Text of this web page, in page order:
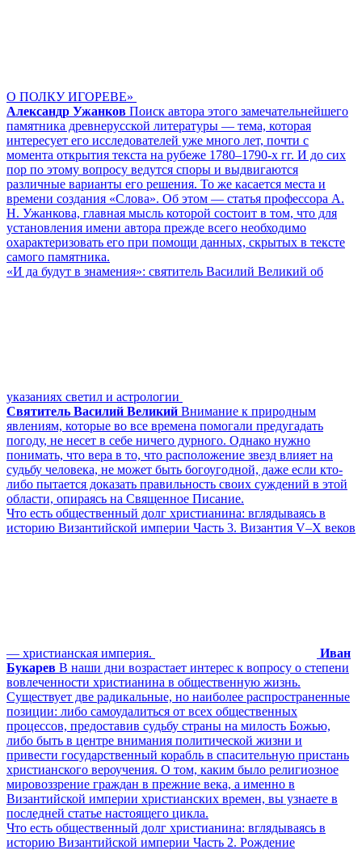
О ПОЛКУ ИГОРЕВЕ»
Александр Ужанков Поиск автора этого замечательнейшего
памятника древнерусской литературы — тема, которая
интересует его исследователей уже много лет, почти с
момента открытия текста на рубеже 1780–1790-х гг. И до сих
пор по этому вопросу ведутся споры и выдвигаются
различные варианты его решения. То же касается места и
времени создания «Слова». Об этом — статья профессора А.
Н. Ужанкова, главная мысль которой состоит в том, что для
установления имени автора прежде всего необходимо
охарактеризовать его при помощи данных, скрытых в тексте
самого памятника.
«И да будут в знамения»: святитель Василий Великий об
указаниях светил и астрологии
Святитель Василий Великий Внимание к природным
явлениям, которые во все времена помогали предугадать
погоду, не несет в себе ничего дурного. Однако нужно
понимать, что вера в то, что расположение звезд влияет на
судьбу человека, не может быть богоугодной, даже если кто-
либо пытается доказать правильность своих суждений в этой
области, опираясь на Священное Писание.
Что есть общественный долг христианина: вглядываясь в
историю Византийской империи Часть 3. Византия V–X веков
— христианская империя.
Иван
Букарев В наши дни возрастает интерес к вопросу о степени
вовлеченности христианина в общественную жизнь.
Существует две радикальные, но наиболее распространенные
позиции: либо самоудалиться от всех общественных
процессов, предоставив судьбу страны на милость Божью,
либо быть в центре внимания политической жизни и
привести государственный корабль в спасительную пристань
христианского вероучения. О том, каким было религиозное
мировоззрение граждан в прежние века, а именно в
Византийской империи христианских времен, вы узнаете в
последней статье настоящего цикла.
Что есть общественный долг христианина: вглядываясь в
историю Византийской империи Часть 2. Рождение